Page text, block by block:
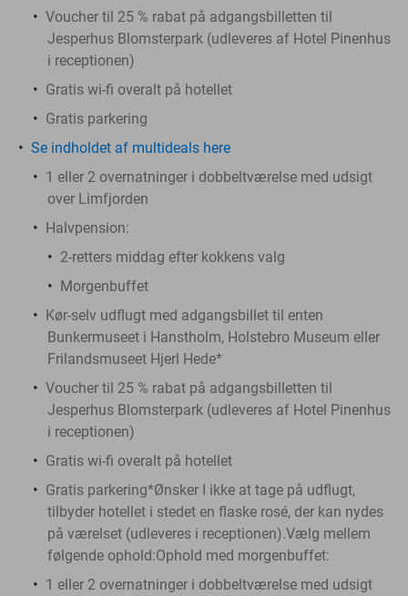
Voucher til 25 % rabat på adgangsbilletten til
Jesperhus Blomsterpark (udleveres af Hotel Pinenhus
i receptionen)
Gratis wi-fi overalt på hotellet
Gratis parkering
Se indholdet af multideals here
1 eller 2 overnatninger i dobbeltværelse med udsigt
over Limfjorden
Halvpension:
2-retters middag efter kokkens valg
Morgenbuffet
Kør-selv udflugt med adgangsbillet til enten
Bunkermuseet i Hanstholm, Holstebro Museum eller
Frilandsmuseet Hjerl Hede*
Voucher til 25 % rabat på adgangsbilletten til
Jesperhus Blomsterpark (udleveres af Hotel Pinenhus
i receptionen)
Gratis wi-fi overalt på hotellet
Gratis parkering*Ønsker I ikke at tage på udflugt,
tilbyder hotellet i stedet en flaske rosé, der kan nydes
på værelset (udleveres i receptionen).Vælg mellem
følgende ophold:Ophold med morgenbuffet:
1 eller 2 overnatninger i dobbeltværelse med udsigt